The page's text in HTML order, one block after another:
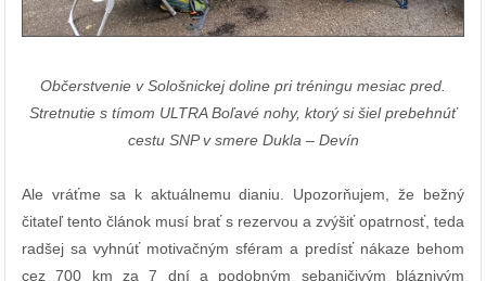
Občerstvenie v Sološnickej doline pri tréningu mesiac pred.
Stretnutie s tímom ULTRA Boľavé nohy, ktorý si šiel prebehnúť
cestu SNP v smere Dukla – Devín
Ale vráťme sa k aktuálnemu dianiu. Upozorňujem, že bežný
čitateľ tento článok musí brať s rezervou a zvýšiť opatrnosť, teda
radšej sa vyhnúť motivačným sféram a predísť nákaze behom
cez 700 km za 7 dní a podobným sebaničivým bláznivým